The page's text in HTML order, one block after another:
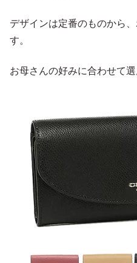
デザインは定番のものから
す。
お母さんの好みに合わせて選